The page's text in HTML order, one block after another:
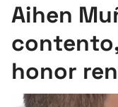
Pelota
Remo
Aihen
honor